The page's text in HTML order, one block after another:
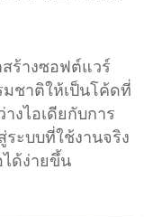
ร้างซอฟต์แวร์
ชาติให้เป็นโค้ดที่
งไอเดียกับการ
ระบบที่ใช้งานจริง
ด้ง่ายขึ้น